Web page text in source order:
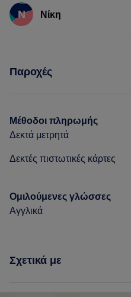
Υπηρεσίες
Ν Νίκη
Νύχια
Παροχές
Μέθοδοι πληρωμής
Δεκτά μετρητά
Δεκτές πιστωτικές κάρτες
Ομιλούμενες γλώσσες
Αγγλικά
Σχετικά με